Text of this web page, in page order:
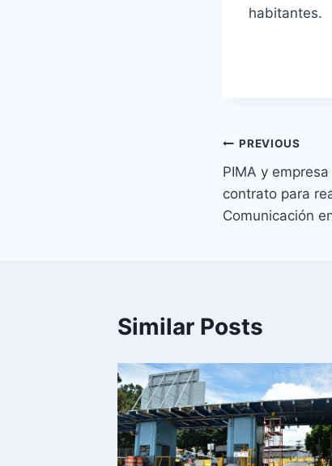
habitantes.
de
entradas
PREVIOUS
PIMA y
contrato para
Comunicación
Similar Posts